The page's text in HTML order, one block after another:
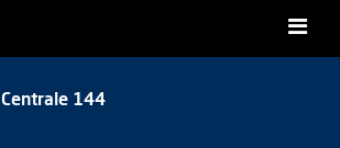
Centrale 144